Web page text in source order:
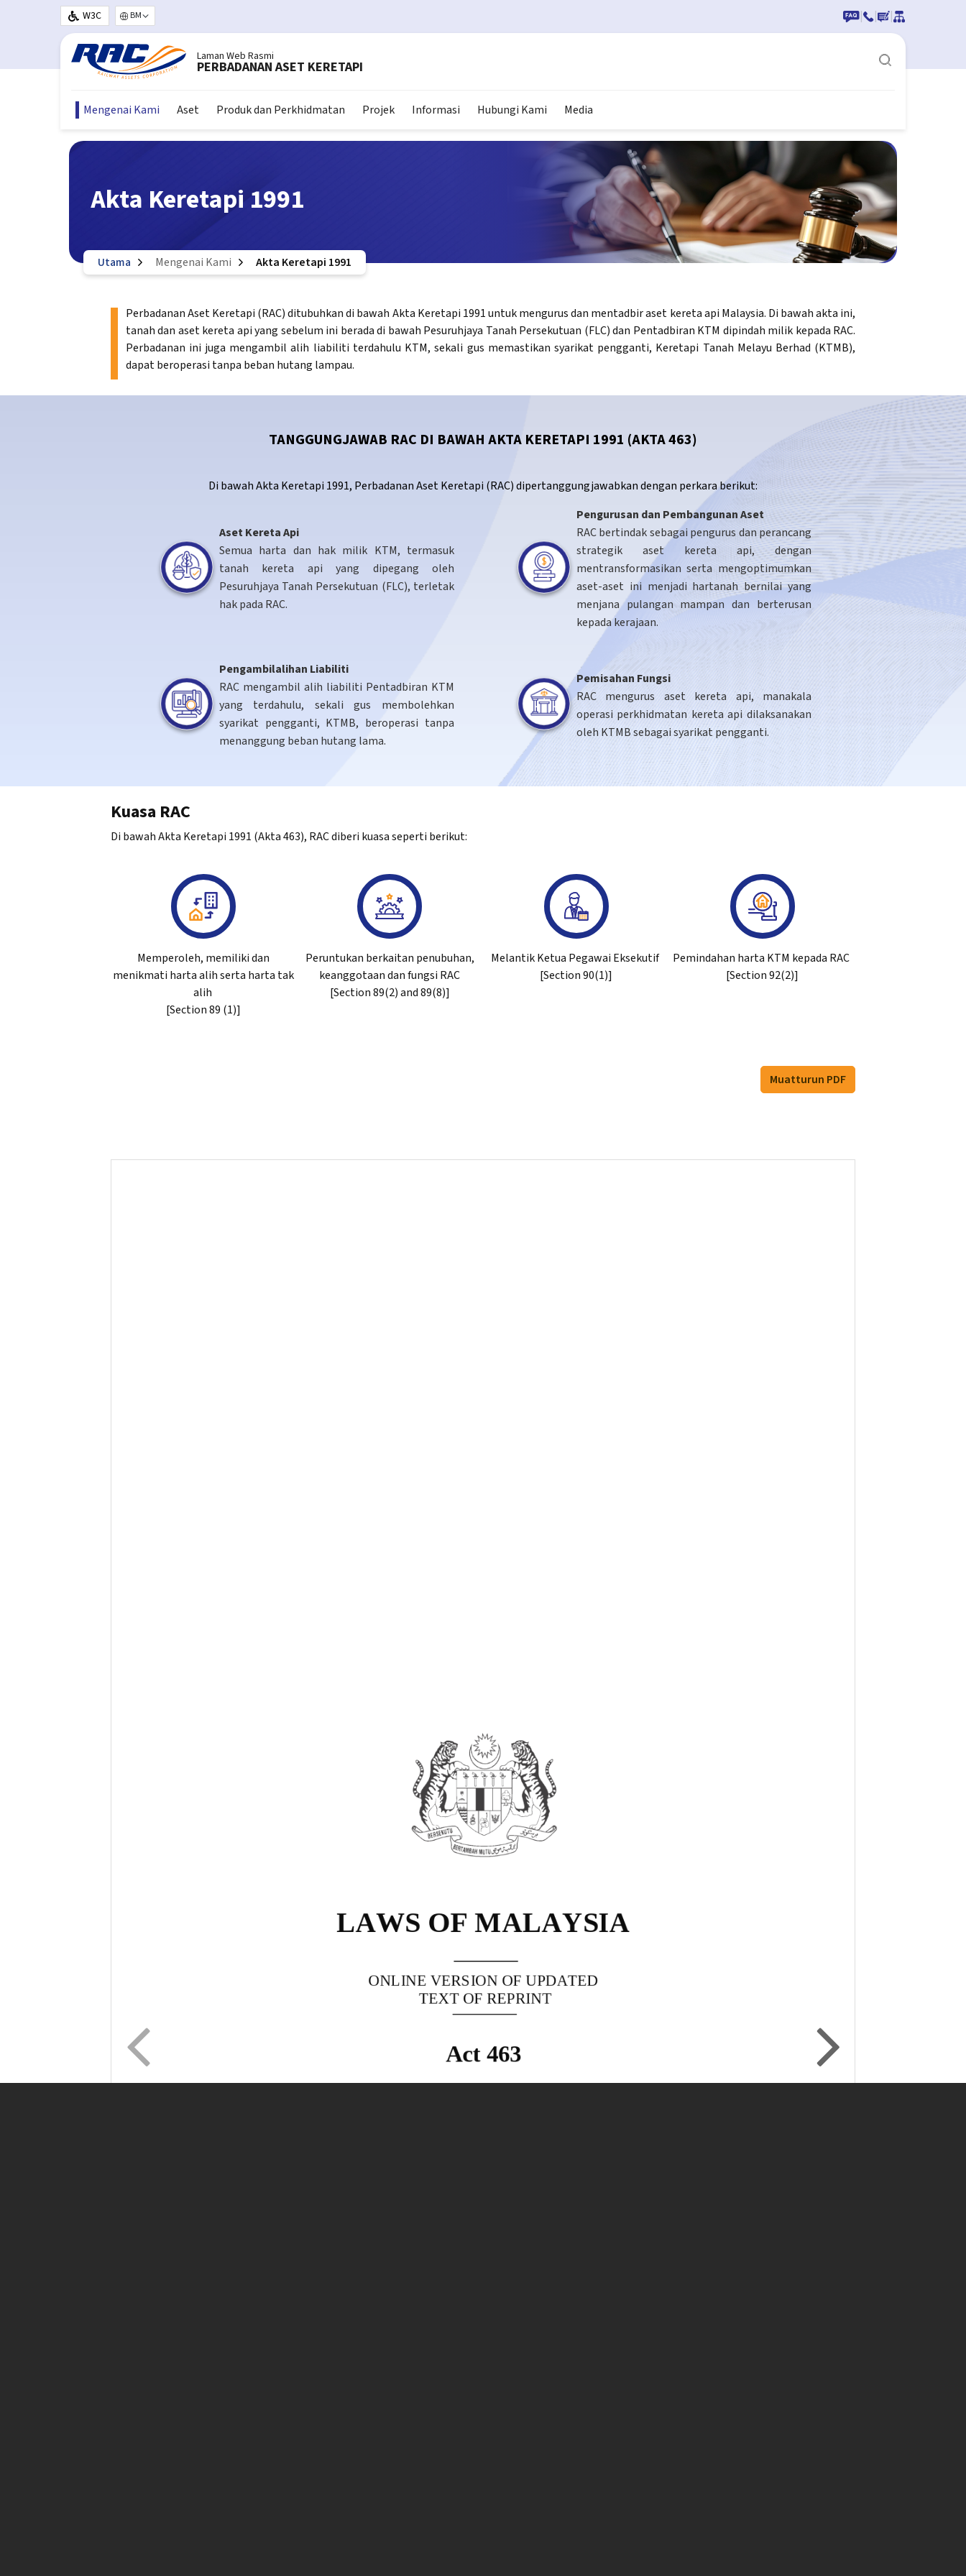
Langkau ke kandungan utama
W3C Select your language | | |
Laman Web Rasmi
PERBADANAN ASET KERETAPI
Mengenai Kami Aset Produk dan Perkhidmatan Projek Informasi Hubungi Kami Media
Akta Keretapi 1991
Utama Mengenai Kami Akta Keretapi 1991
Perbadanan Aset Keretapi (RAC) ditubuhkan di bawah Akta Keretapi 1991 untuk mengurus dan mentadbir aset kereta api Malaysia. Di bawah akta ini,
tanah dan aset kereta api yang sebelum ini berada di bawah Pesuruhjaya Tanah Persekutuan (FLC) dan Pentadbiran KTM dipindah milik kepada RAC.
Perbadanan ini juga mengambil alih liabiliti terdahulu KTM, sekali gus memastikan syarikat pengganti, Keretapi Tanah Melayu Berhad (KTMB),
dapat beroperasi tanpa beban hutang lampau.
TANGGUNGJAWAB RAC DI BAWAH AKTA KERETAPI 1991 (AKTA 463)
Di bawah Akta Keretapi 1991, Perbadanan Aset Keretapi (RAC) dipertanggungjawabkan dengan perkara berikut:
Aset Kereta Api
Semua harta dan hak milik KTM, termasuk
tanah kereta api yang dipegang oleh
Pesuruhjaya Tanah Persekutuan (FLC), terletak
hak pada RAC.
Pengurusan dan Pembangunan Aset
RAC bertindak sebagai pengurus dan perancang
strategik aset kereta api, dengan
mentransformasikan serta mengoptimumkan
aset-aset ini menjadi hartanah bernilai yang
menjana pulangan mampan dan berterusan
kepada kerajaan.
Pengambilalihan Liabiliti
RAC mengambil alih liabiliti Pentadbiran KTM
yang terdahulu, sekali gus membolehkan
syarikat pengganti, KTMB, beroperasi tanpa
menanggung beban hutang lama.
Pemisahan Fungsi
RAC mengurus aset kereta api, manakala
operasi perkhidmatan kereta api dilaksanakan
oleh KTMB sebagai syarikat pengganti.
Kuasa RAC
Di bawah Akta Keretapi 1991 (Akta 463), RAC diberi kuasa seperti berikut:
Memperoleh, memiliki dan
menikmati harta alih serta harta tak
alih
[Section 89 (1)]
Peruntukan berkaitan penubuhan,
keanggotaan dan fungsi RAC
[Section 89(2) and 89(8)]
Melantik Ketua Pegawai Eksekutif
[Section 90(1)]
Pemindahan harta KTM kepada RAC
[Section 92(2)]
Muatturun PDF